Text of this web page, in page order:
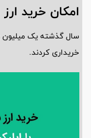
امکان خرید ارز اربعین ۱۴۰۴
خریداری کردند.